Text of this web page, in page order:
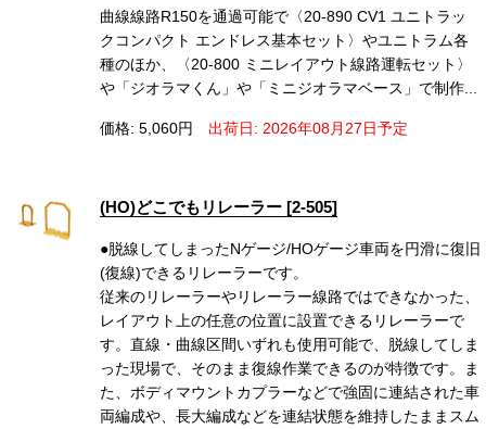
曲線線路R150を通過可能で〈20-890 CV1 ユニトラッ
クコンパクト エンドレス基本セット〉やユニトラム各
種のほか、〈20-800 ミニレイアウト線路運転セット〉
や「ジオラマくん」や「ミニジオラマベース」で制作...
価格: 5,060円 出荷日: 2026年08月27日予定
(HO)どこでもリレーラー [2-505]
●脱線してしまったNゲージ/HOゲージ車両を円滑に復旧
(復線)できるリレーラーです。
従来のリレーラーやリレーラー線路ではできなかった、
レイアウト上の任意の位置に設置できるリレーラーで
す。直線・曲線区間いずれも使用可能で、脱線してしま
った現場で、そのまま復線作業できるのが特徴です。ま
た、ボディマウントカプラーなどで強固に連結された車
両編成や、長大編成などを連結状態を維持したままスム